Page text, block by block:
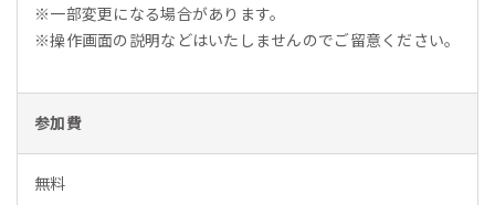
※一部変更になる場合があります。
※操作画面の説明などはいたしませんのでご留意ください。
参加費
無料